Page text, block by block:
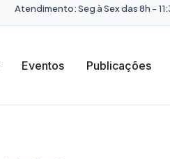
Atendimento: Seg à Sex das 8h -
Eventos Publicações